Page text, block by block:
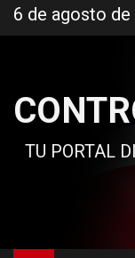
al
6 de agosto de
TU PORTAL